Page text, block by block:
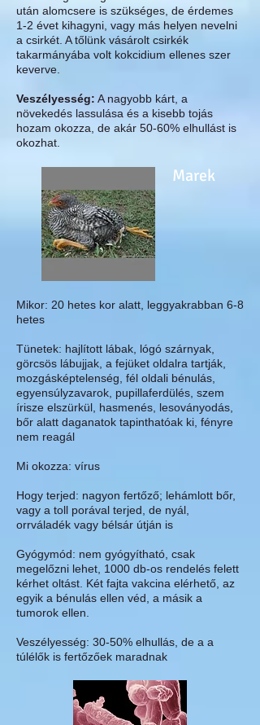
után alomcsere is szükséges, de érdemes
1-2 évet kihagyni, vagy más helyen nevelni
a csirkét. A tőlünk vásárolt csirkék
takarmányába volt kokcidium ellenes szer
keverve.
Veszélyesség: A nagyobb kárt, a
növekedés lassulása és a kisebb tojás
hozam okozza, de akár 50-60% elhullást is
okozhat.
Marek
Mikor: 20 hetes kor alatt, leggyakrabban 6-8
hetes
Tünetek: hajlított lábak, lógó szárnyak,
görcsös lábujjak, a fejüket oldalra tartják,
mozgásképtelenség, fél oldali bénulás,
egyensúlyzavarok, pupillaferdülés, szem
írisze elszürkül, hasmenés, lesoványodás,
bőr alatt daganatok tapinthatóak ki, fényre
nem reagál
Mi okozza: vírus
Hogy terjed: nagyon fertőző; lehámlott bőr,
vagy a toll porával terjed, de nyál,
orrváladék vagy bélsár útján is
Gyógymód: nem gyógyítható, csak
megelőzni lehet, 1000 db-os rendelés felett
kérhet oltást. Két fajta vakcina elérhető, az
egyik a bénulás ellen véd, a másik a
tumorok ellen.
Veszélyesség: 30-50% elhullás, de a a
túlélők is fertőzőek maradnak